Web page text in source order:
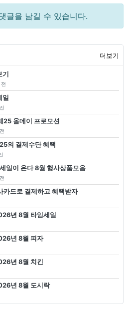
글을 남길 수 있습니다.
더보기
일
25 올데이 프로모션
의 결제수단 혜택
일이 온다 8월 행사상품모음
카드로 결제하고 혜택받자
년 8월 타임세일
년 8월 피자
년 8월 치킨
년 8월 도시락